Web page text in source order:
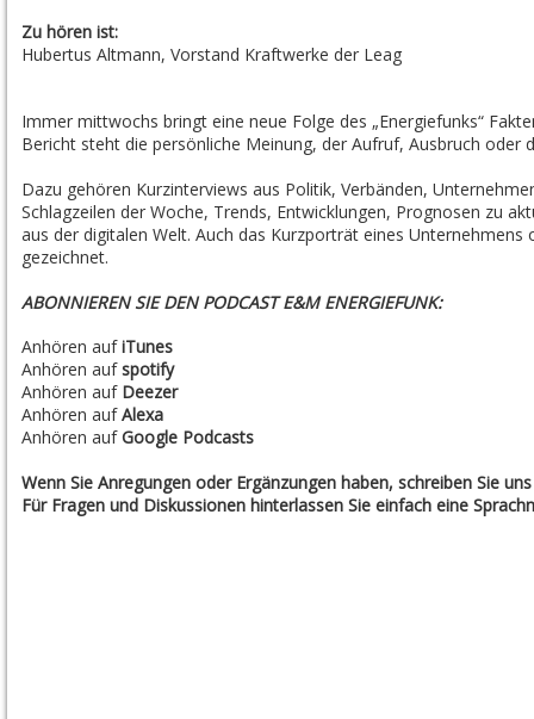
Zu hören ist:
Hubertus Altmann, Vorstand Kraftwerke der Leag
Immer mittwochs bringt eine neue Folge des „Energiefunks“
Bericht steht die persönliche Meinung, der Aufruf, Ausbruch oder
Dazu gehören Kurzinterviews aus Politik, Verbänden,
Schlagzeilen der Woche, Trends, Entwicklungen, Prognosen zu
aus der digitalen Welt. Auch das Kurzporträt eines
gezeichnet.
ABONNIEREN SIE DEN PODCAST E&M ENERGIEFUNK:
Anhören aufiTunes
Anhören aufspotify
Anhören auf Deezer
Anhören aufAlexa
Anhören aufGoogle Podcasts
Wenn Sie Anregungen oder Ergänzungen haben, schreiben Sie
Für Fragen und Diskussionen hinterlassen Sie einfach eine